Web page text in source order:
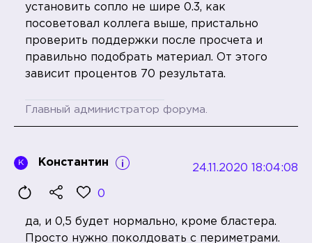
установить сопло не шире 0.3, как
посоветовал коллега выше, пристально
проверить поддержки после просчета и
правильно подобрать материал. От этого
зависит процентов 70 результата.
Главный администратор форума.
К Константин 24.11.2020 18:04:08
0
да, и 0,5 будет нормально, кроме бластера.
Просто нужно поколдовать с периметрами.